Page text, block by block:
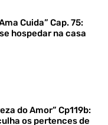
Cuida” Cap. 75:
hospedar na casa
do Amor” Cp119b:
os pertences de